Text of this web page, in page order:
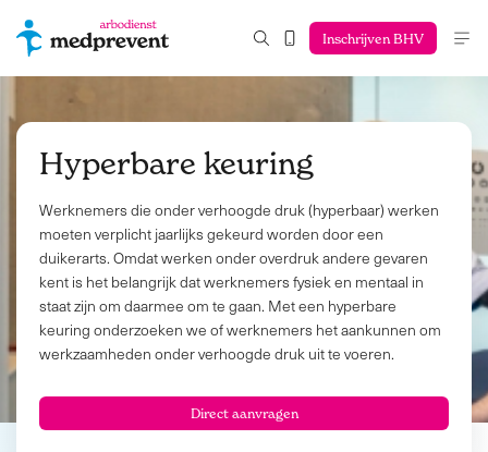
Inschrijven BHV
Hyperbare keuring
Werknemers die onder verhoogde druk (hyperbaar) werken
moeten verplicht jaarlijks gekeurd worden door een
duikerarts. Omdat werken onder overdruk andere gevaren
kent is het belangrijk dat werknemers fysiek en mentaal in
staat zijn om daarmee om te gaan. Met een hyperbare
keuring onderzoeken we of werknemers het aankunnen om
werkzaamheden onder verhoogde druk uit te voeren.
Direct aanvragen